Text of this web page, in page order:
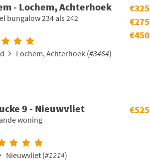
- Lochem, Achterhoek
bungalow 234 als 242
Lochem, Achterhoek (#3464)
€325
€275
€450
9 - Nieuwvliet
woning
Nieuwvliet (#1214)
€525